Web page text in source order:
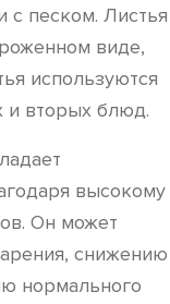
с песком. Листья
виде,
используются
и вторых блюд.
высокому
Он может
снижению
нормального